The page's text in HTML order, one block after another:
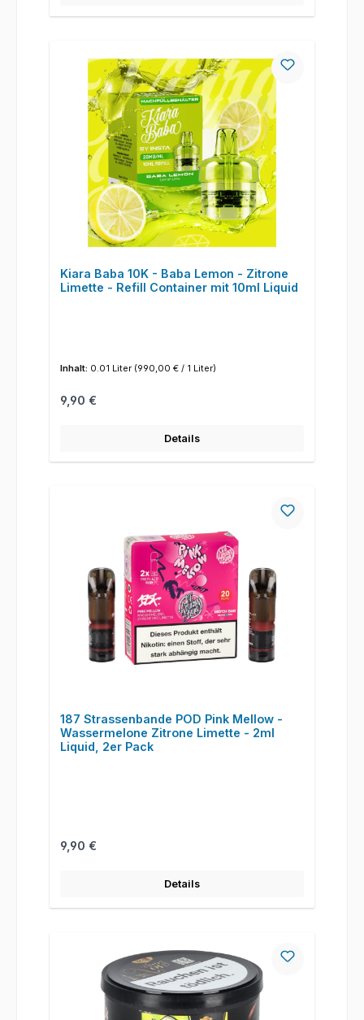
Kiara Baba 10K - Baba Lemon - Zitrone
Limette - Refill Container mit 10ml Liquid
Inhalt: 0.01 Liter (990,00 € / 1 Liter)
Regulärer Preis:
9,90 €
Details
187 Strassenbande POD Pink Mellow -
Wassermelone Zitrone Limette - 2ml
Liquid, 2er Pack
Regulärer Preis:
9,90 €
Details